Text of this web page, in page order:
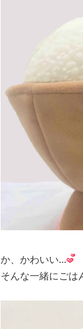
か、かわいい…
そんな一緒にごは